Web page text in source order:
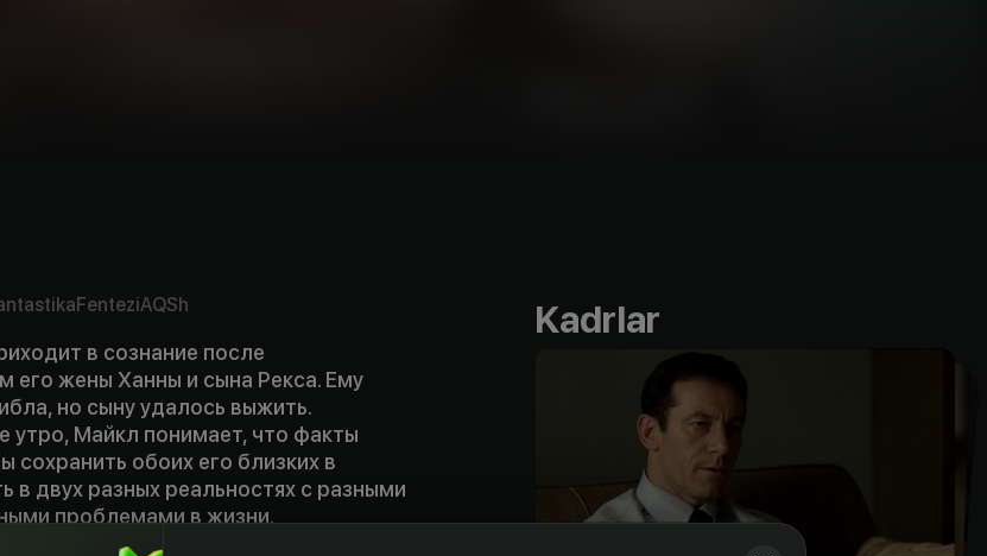
FenteziAQSh
в сознание после
его жены Ханны и сына Рекса. Ему
но сыну удалось выжить.
утро, Майкл понимает, что факты
сохранить обоих его близких в
в двух разных реальностях с разными
проблемами в жизни.
Kadrlar